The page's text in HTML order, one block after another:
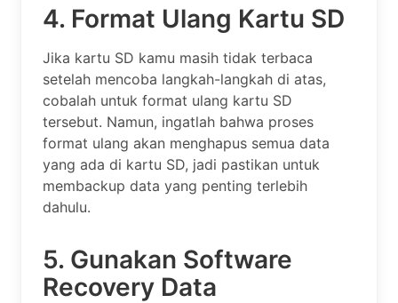
4. Format Ulang Kartu SD
Jika kartu SD kamu masih tidak terbaca
setelah mencoba langkah-langkah di atas,
cobalah untuk format ulang kartu SD
tersebut. Namun, ingatlah bahwa proses
format ulang akan menghapus semua data
yang ada di kartu SD, jadi pastikan untuk
membackup data yang penting terlebih
dahulu.
5. Gunakan Software
Recovery Data